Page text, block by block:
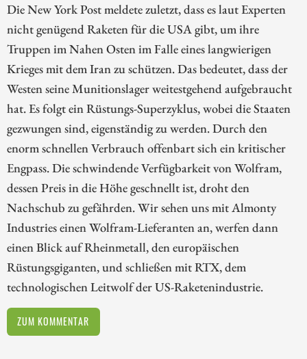
Die New York Post meldete zuletzt, dass es laut Experten
nicht genügend Raketen für die USA gibt, um ihre
Truppen im Nahen Osten im Falle eines langwierigen
Krieges mit dem Iran zu schützen. Das bedeutet, dass der
Westen seine Munitionslager weitestgehend aufgebraucht
hat. Es folgt ein Rüstungs-Superzyklus, wobei die Staaten
gezwungen sind, eigenständig zu werden. Durch den
enorm schnellen Verbrauch offenbart sich ein kritischer
Engpass. Die schwindende Verfügbarkeit von Wolfram,
dessen Preis in die Höhe geschnellt ist, droht den
Nachschub zu gefährden. Wir sehen uns mit Almonty
Industries einen Wolfram-Lieferanten an, werfen dann
einen Blick auf Rheinmetall, den europäischen
Rüstungsgiganten, und schließen mit RTX, dem
technologischen Leitwolf der US-Raketenindustrie.
ZUM KOMMENTAR